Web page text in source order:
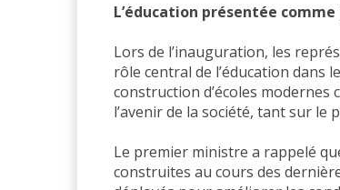
L’éducation présentée
Lors de l’inauguration, les
rôle central de l’éducation dans
construction d’écoles
l’avenir de la société, tant sur le
Le premier ministre a rappelé
construites au cours des